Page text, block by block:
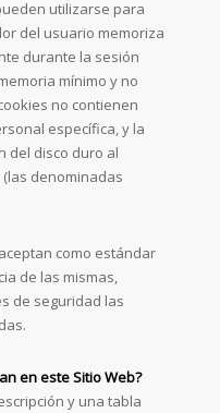
utilizarse para
del usuario memoriza
durante la sesión
mínimo y no
no contienen
específica, y la
del disco duro al
denominadas
como estándar
de las mismas,
de seguridad las
en este Sitio Web?
y una tabla